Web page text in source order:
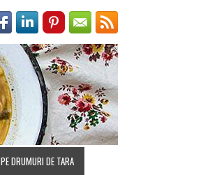
PE DRUMURI DE TARA